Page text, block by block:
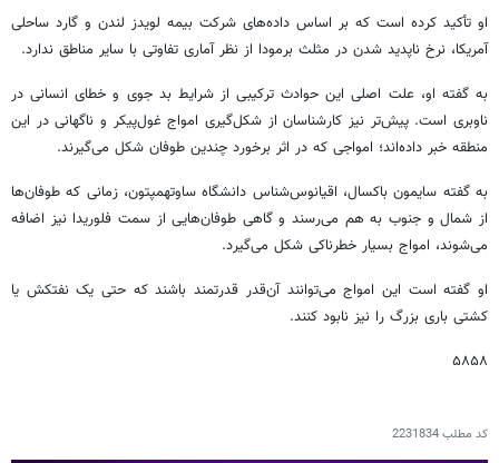
او تأکید کرده است که بر اساس داده‌های شرکت بیمه لویدز لندن و گارد ساحلی
آمریکا، نرخ ناپدید شدن در مثلث برمودا از نظر آماری تفاوتی با سایر مناطق ندارد.
به گفته او، علت اصلی این حوادث ترکیبی از شرایط بد جوی و خطای انسانی در
ناوبری است. پیش‌تر نیز کارشناسان از شکل‌گیری امواج غول‌پیکر و ناگهانی در این
منطقه خبر داده‌اند؛ امواجی که در اثر برخورد چندین طوفان شکل می‌گیرند.
به گفته سایمون باکسال، اقیانوس‌شناس دانشگاه ساوتهمپتون، زمانی که طوفان‌ها
از شمال و جنوب به هم می‌رسند و گاهی طوفان‌هایی از سمت فلوریدا نیز اضافه
می‌شوند، امواج بسیار خطرناکی شکل می‌گیرد.
او گفته است این امواج می‌توانند آن‌قدر قدرتمند باشند که حتی یک نفتکش یا
کشتی باری بزرگ را نیز نابود کنند.
۵۸۵۸
کد مطلب2231834